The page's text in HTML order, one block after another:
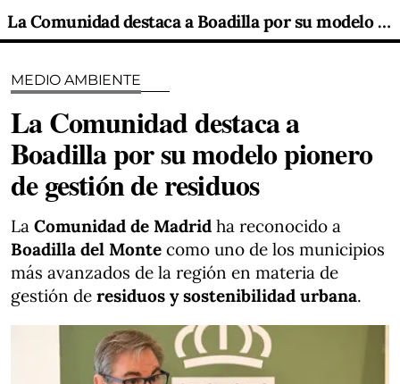
La Comunidad destaca a Boadilla por su modelo pionero de gestión de residuos
MEDIO AMBIENTE
La Comunidad destaca a
Boadilla por su modelo pionero
de gestión de residuos
La Comunidad de Madrid ha reconocido a
Boadilla del Monte como uno de los municipios
más avanzados de la región en materia de
gestión de residuos y sostenibilidad urbana.